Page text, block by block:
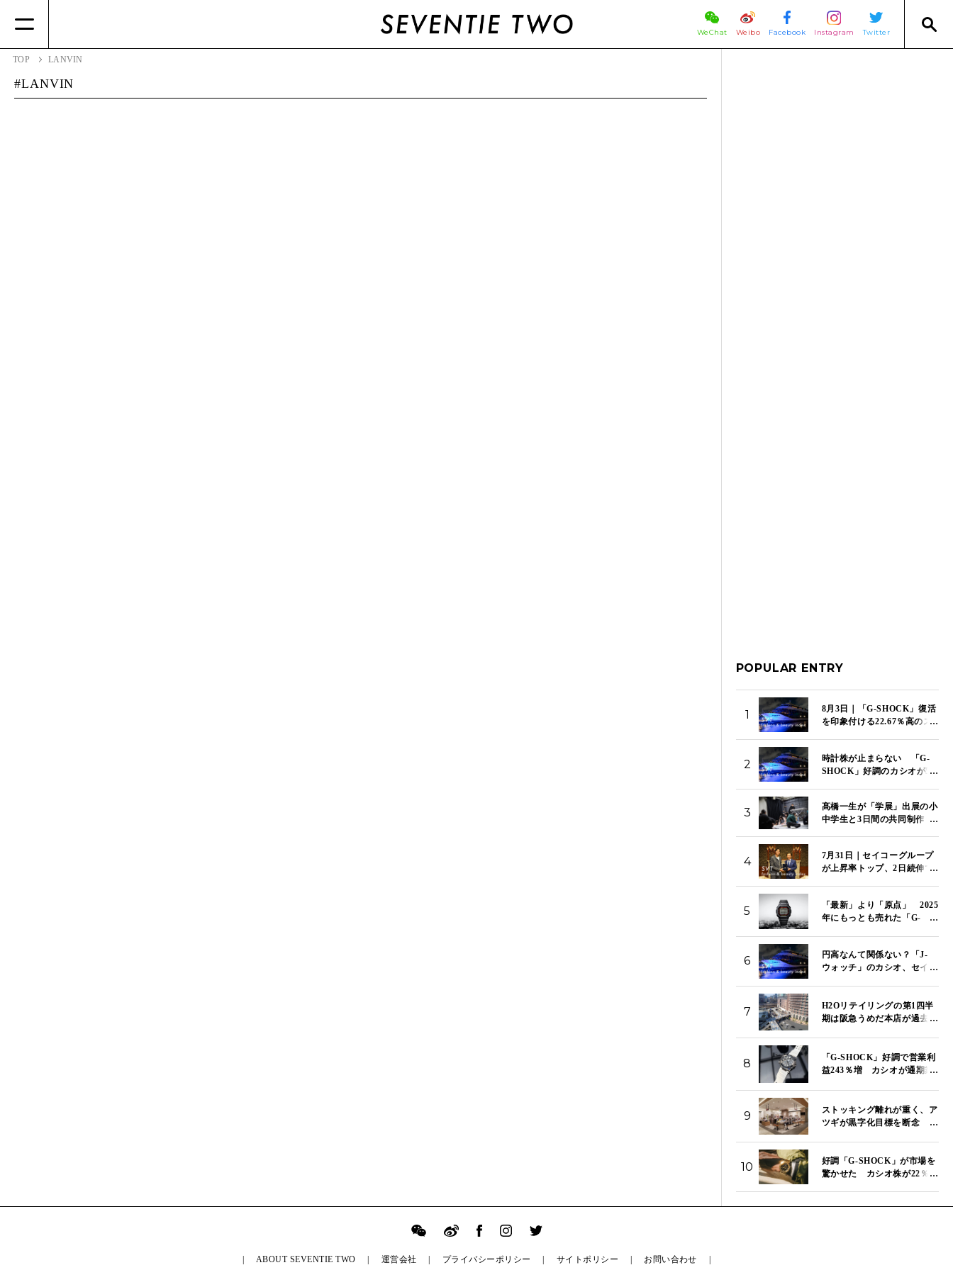
WeChat Weibo Facebook Instagram Twitter
TOP LANVIN
LANVIN
POPULAR ENTRY
1
8月3日｜「G-SHOCK」復活
を印象付ける22.67％高のス
ス」は14,117ポイント
2
時計株が止まらない 「G-
SHOCK」好調のカシオが5
デックス」は14,081ポイント
｜8月4日
3
髙橋一生が「学展」出展の小
中学生と3日間の共同制作
4
7月31日｜セイコーグループ
が上昇率トップ、2日続伸で
安 「SVT インデックス」
は13,967ポイント
5
「最新」より「原点」 2025
年にもっとも売れた「G-
6
円高なんて関係ない？「J-
ウォッチ」のカシオ、セイ
デックス」は13,980ポイント
｜8月5日
7
H2Oリテイリングの第1四半
期は阪急うめだ本店が過去最
8
「G-SHOCK」好調で営業利
益243％増 カシオが通期業
9
ストッキング離れが重く、ア
ツギが黒字化目標を断念 役
10
好調「G-SHOCK」が市場を
驚かせた カシオ株が22％急
ABOUT SEVENTIE TWO 運営会社 プライバシーポリシー サイトポリシー お問い合わせ